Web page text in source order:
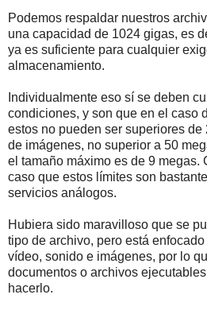
Podemos respaldar nuestros
una capacidad de 1024 gigas, es
ya es suficiente para cualquier
almacenamiento.
Individualmente eso sí se deben
condiciones, y son que en el caso
estos no pueden ser superiores
de imágenes, no superior a 50
el tamaño máximo es de 9 megas.
caso que estos límites son
servicios análogos.
Hubiera sido maravilloso que se
tipo de archivo, pero está
vídeo, sonido e imágenes, por lo
documentos o archivos
hacerlo.